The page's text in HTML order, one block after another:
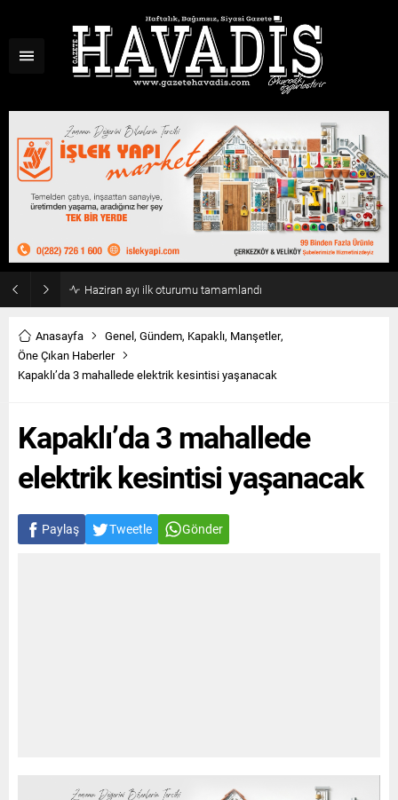
Haziran ayı ilk oturumu tamamlandı
Anasayfa Genel, Gündem, Kapaklı, Manşetler,
Öne Çıkan Haberler
Kapaklı’da 3 mahallede elektrik kesintisi yaşanacak
Kapaklı’da 3 mahallede
elektrik kesintisi yaşanacak
Paylaş Tweetle Gönder